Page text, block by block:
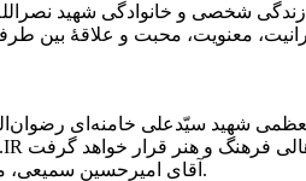
شخصی و خانوادگی شهید
معنویت، محبت و علاقۀ
شهید سیّدعلی خامنه‌ای
آقای امیرحسین سمیعی، موسیقیدان و آهنگساز قطعه «به رسم کرام» از ویژگی‌های این تصنیف می‌گوید.